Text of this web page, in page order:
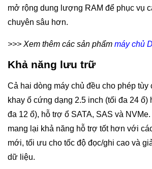
mở rộng dung lượng RAM để phục vụ
chuyên sâu hơn.
>>> Xem thêm các sản phẩm máy chủ
Khả năng lưu trữ
Cả hai dòng máy chủ đều cho phép tùy
khay ổ cứng dạng 2.5 inch (tối đa 24 ổ)
đa 12 ổ), hỗ trợ ổ SATA, SAS và
mang lại khả năng hỗ trợ tốt hơn với
mới, tối ưu cho tốc độ đọc/ghi cao và
dữ liệu.